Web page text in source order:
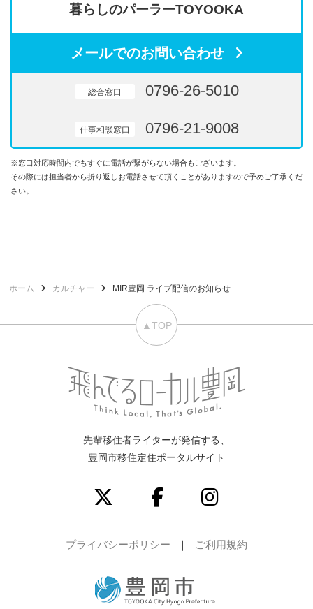
暮らしのパーラーTOYOOKA
メールでのお問い合わせ
総合窓口 0796-26-5010
仕事相談窓口 0796-21-9008
※窓口対応時間内でもすぐに電話が繋がらない場合もございます。
その際には担当者から折り返しお電話させて頂くことがありますので予めご了承くだ
さい。
ホーム カルチャー MIR豊岡 ライブ配信のお知らせ
先輩移住者ライターが発信する、
豊岡市移住定住ポータルサイト
プライバシーポリシー ご利用規約
▲TOP